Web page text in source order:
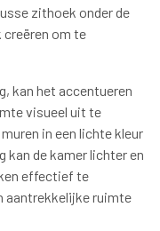
zithoek onder de
creëren om te
kan het accentueren
visueel uit te
in een lichte kleur
kan de kamer lichter en
effectief te
aantrekkelijke ruimte